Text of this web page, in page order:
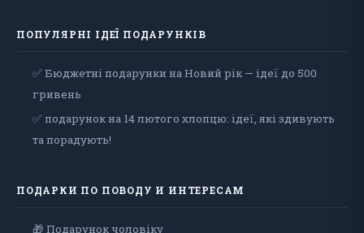
ПОПУЛЯРНІ ІДЕЇ ПОДАРУНКІВ
✅ Бюджетні подарунки на Новий рік — ідеї до 500
гривень
✅ подарунок на 14 лютого хлопцю: ідеї, які здивують
та порадують!
ПОДАРКИ ПО ПОВОДУ И ИНТЕРЕСАМ
🎁 Подарунок чоловiку